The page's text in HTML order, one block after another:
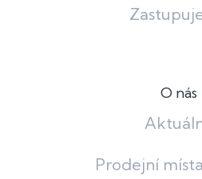
O nás
Prodejní